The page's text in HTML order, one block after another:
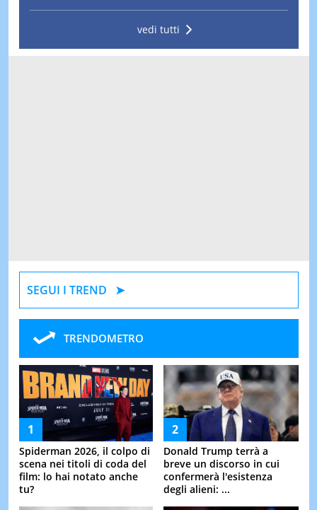
vedi tutti
SEGUI I TREND
TRENDOMETRO
Spiderman 2026, il colpo di
scena nei titoli di coda del
film: lo hai notato anche
tu?
Donald Trump terrà a
breve un discorso in cui
confermerà l'esistenza
degli alieni: ...